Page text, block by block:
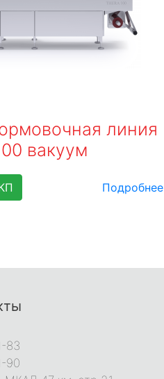
линия
вакуум
Подробнее
83
90